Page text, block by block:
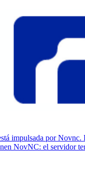
impulsada por Novnc.
NovNC: el servidor